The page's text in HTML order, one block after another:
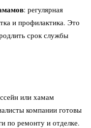
: регулярная
и профилактика. Это
срок службы
или хамам
компании готовы
по ремонту и отделке.